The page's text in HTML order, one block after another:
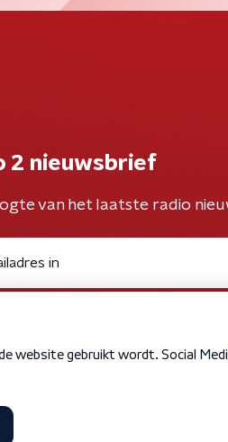
2 nieuwsbrief
van het laatste radio